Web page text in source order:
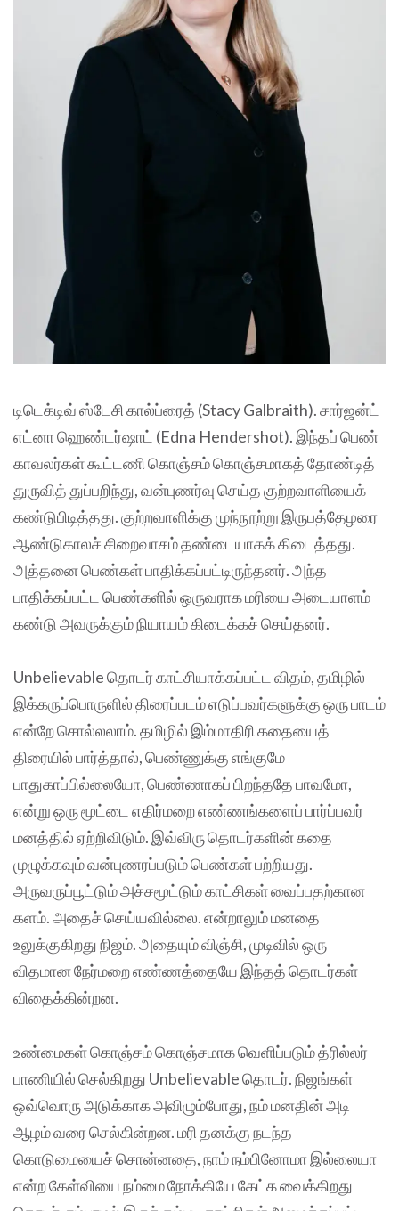
டிடெக்டிவ் ஸ்டேசி கால்ப்ரைத் (Stacy Galbraith). சார்ஜன்ட்
எட்னா ஹெண்டர்ஷாட் (Edna Hendershot). இந்தப் பெண்
காவலர்கள் கூட்டணி கொஞ்சம் கொஞ்சமாகத் தோண்டித்
துருவித் துப்பறிந்து, வன்புணர்வு செய்த குற்றவாளியைக்
கண்டுபிடித்தது. குற்றவாளிக்கு முந்நூற்று இருபத்தேழரை
ஆண்டுகாலச் சிறைவாசம் தண்டையாகக் கிடைத்தது.
அத்தனை பெண்கள் பாதிக்கப்பட்டிருந்தனர். அந்த
பாதிக்கப்பட்ட பெண்களில் ஒருவராக மரியை அடையாளம்
கண்டு அவருக்கும் நியாயம் கிடைக்கச் செய்தனர்.
Unbelievable தொடர் காட்சியாக்கப்பட்ட விதம், தமிழில்
இக்கருப்பொருளில் திரைப்படம் எடுப்பவர்களுக்கு ஒரு பாடம்
என்றே சொல்லலாம். தமிழில் இம்மாதிரி கதையைத்
திரையில் பார்த்தால், பெண்ணுக்கு எங்குமே
பாதுகாப்பில்லையோ, பெண்ணாகப் பிறந்ததே பாவமோ,
என்று ஒரு மூட்டை எதிர்மறை எண்ணங்களைப் பார்ப்பவர்
மனத்தில் ஏற்றிவிடும். இவ்விரு தொடர்களின் கதை
முழுக்கவும் வன்புணரப்படும் பெண்கள் பற்றியது.
அருவருப்பூட்டும் அச்சமூட்டும் காட்சிகள் வைப்பதற்கான
களம். அதைச் செய்யவில்லை. என்றாலும் மனதை
உலுக்குகிறது நிஜம். அதையும் விஞ்சி, முடிவில் ஒரு
விதமான நேர்மறை எண்ணத்தையே இந்தத் தொடர்கள்
விதைக்கின்றன.
உண்மைகள் கொஞ்சம் கொஞ்சமாக வெளிப்படும் த்ரில்லர்
பாணியில் செல்கிறது Unbelievable தொடர். நிஜங்கள்
ஒவ்வொரு அடுக்காக அவிழும்போது, நம் மனதின் அடி
ஆழம் வரை செல்கின்றன. மரி தனக்கு நடந்த
கொடுமையைச் சொன்னதை, நாம் நம்பினோமா இல்லையா
என்ற கேள்வியை நம்மை நோக்கியே கேட்க வைக்கிறது